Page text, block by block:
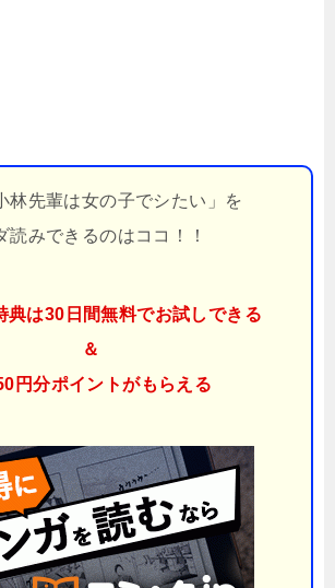
林先輩は女の子でシたい」を
読みできるのはココ！！
典は30日間無料でお試しできる
＆
円分ポイントがもらえる